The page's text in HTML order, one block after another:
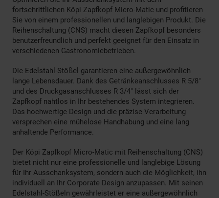
fortschrittlichen Köpi Zapfkopf Micro-Matic und profitieren
Sie von einem professionellen und langlebigen Produkt. Die
Reihenschaltung (CNS) macht diesen Zapfkopf besonders
benutzerfreundlich und perfekt geeignet für den Einsatz in
verschiedenen Gastronomiebetrieben.
Die Edelstahl-Stößel garantieren eine außergewöhnlich
lange Lebensdauer. Dank des Getränkeanschlusses R 5/8"
und des Druckgasanschlusses R 3/4" lässt sich der
Zapfkopf nahtlos in Ihr bestehendes System integrieren.
Das hochwertige Design und die präzise Verarbeitung
versprechen eine mühelose Handhabung und eine lang
anhaltende Performance.
Der Köpi Zapfkopf Micro-Matic mit Reihenschaltung (CNS)
bietet nicht nur eine professionelle und langlebige Lösung
für Ihr Ausschanksystem, sondern auch die Möglichkeit, ihn
individuell an Ihr Corporate Design anzupassen. Mit seinen
Edelstahl-Stößeln gewährleistet er eine außergewöhnlich